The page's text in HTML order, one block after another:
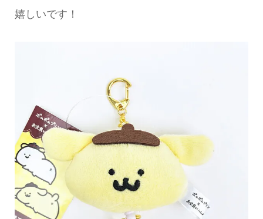
嬉しいです！